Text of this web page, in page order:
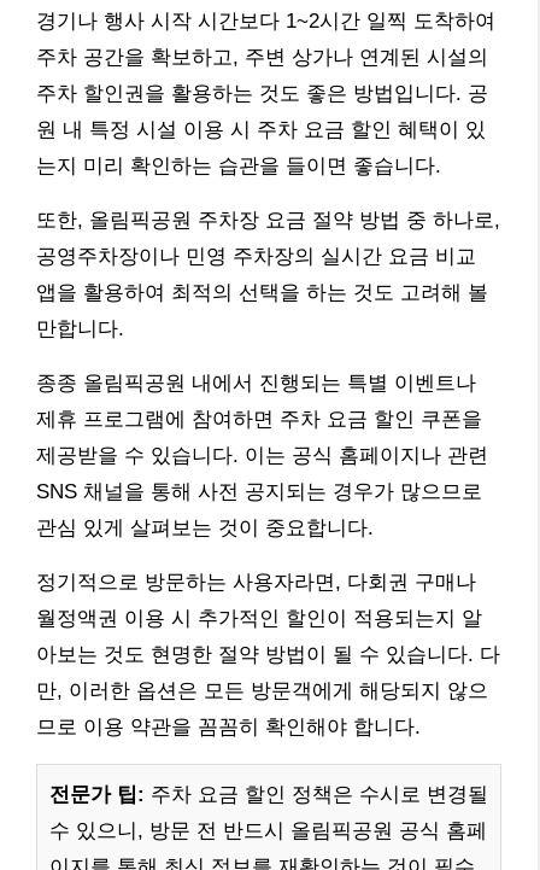
경기나 행사 시작 시간보다 1~2시간 일찍 도착하여
주차 공간을 확보하고, 주변 상가나 연계된 시설의
주차 할인권을 활용하는 것도 좋은 방법입니다. 공
원 내 특정 시설 이용 시 주차 요금 할인 혜택이 있
는지 미리 확인하는 습관을 들이면 좋습니다.
또한, 올림픽공원 주차장 요금 절약 방법 중 하나로,
공영주차장이나 민영 주차장의 실시간 요금 비교
앱을 활용하여 최적의 선택을 하는 것도 고려해 볼
만합니다.
종종 올림픽공원 내에서 진행되는 특별 이벤트나
제휴 프로그램에 참여하면 주차 요금 할인 쿠폰을
제공받을 수 있습니다. 이는 공식 홈페이지나 관련
SNS 채널을 통해 사전 공지되는 경우가 많으므로
관심 있게 살펴보는 것이 중요합니다.
정기적으로 방문하는 사용자라면, 다회권 구매나
월정액권 이용 시 추가적인 할인이 적용되는지 알
아보는 것도 현명한 절약 방법이 될 수 있습니다. 다
만, 이러한 옵션은 모든 방문객에게 해당되지 않으
므로 이용 약관을 꼼꼼히 확인해야 합니다.
전문가 팁: 주차 요금 할인 정책은 수시로 변경될
수 있으니, 방문 전 반드시 올림픽공원 공식 홈페